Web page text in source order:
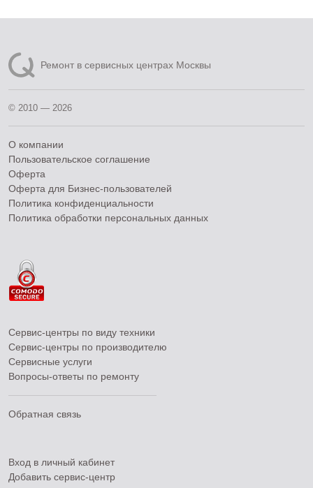
Ремонт в сервисных центрах Москвы
© 2010 — 2026
О компании
Пользовательское соглашение
Оферта
Оферта для Бизнес-пользователей
Политика конфиденциальности
Политика обработки персональных данных
Сервис-центры по виду техники
Сервис-центры по производителю
Сервисные услуги
Вопросы-ответы по ремонту
Обратная связь
Вход в личный кабинет
Добавить сервис-центр